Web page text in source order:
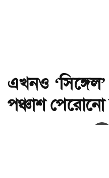
এখনও
পঞ্চাশ